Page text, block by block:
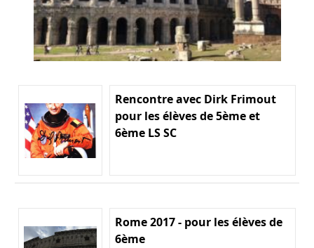
Rencontre avec Dirk Frimout
pour les élèves de 5ème et
6ème LS SC
Rome 2017 - pour les élèves de
6ème